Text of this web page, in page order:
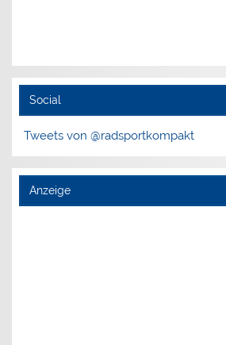
Social
Tweets von @radsportkompakt
Anzeige